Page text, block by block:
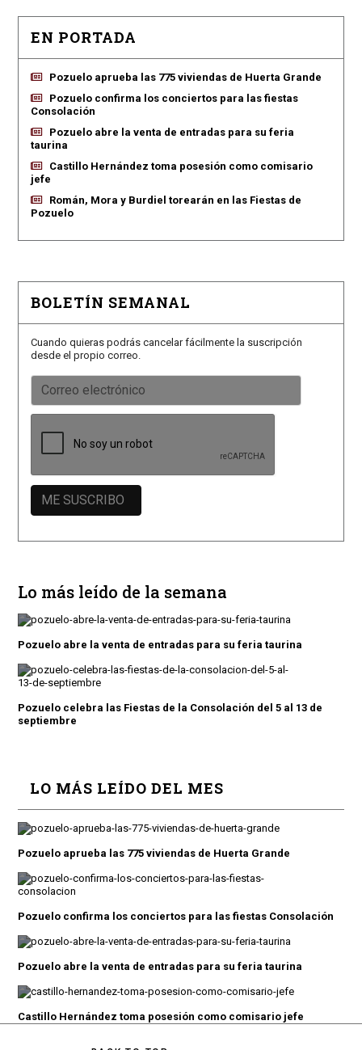
EN PORTADA
Pozuelo aprueba las 775 viviendas de Huerta Grande
Pozuelo confirma los conciertos para las fiestas
Consolación
Pozuelo abre la venta de entradas para su feria
taurina
Castillo Hernández toma posesión como comisario
jefe
Román, Mora y Burdiel torearán en las Fiestas de
Pozuelo
BOLETÍN SEMANAL
Cuando quieras podrás cancelar fácilmente la suscripción
desde el propio correo.
Lo más leído de la semana
Pozuelo abre la venta de entradas para su feria taurina
Pozuelo celebra las Fiestas de la Consolación del 5 al 13 de
septiembre
LO MÁS LEÍDO DEL MES
Pozuelo aprueba las 775 viviendas de Huerta Grande
Pozuelo confirma los conciertos para las fiestas Consolación
Pozuelo abre la venta de entradas para su feria taurina
Castillo Hernández toma posesión como comisario jefe